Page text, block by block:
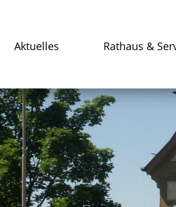
Aktuelles Rathaus &